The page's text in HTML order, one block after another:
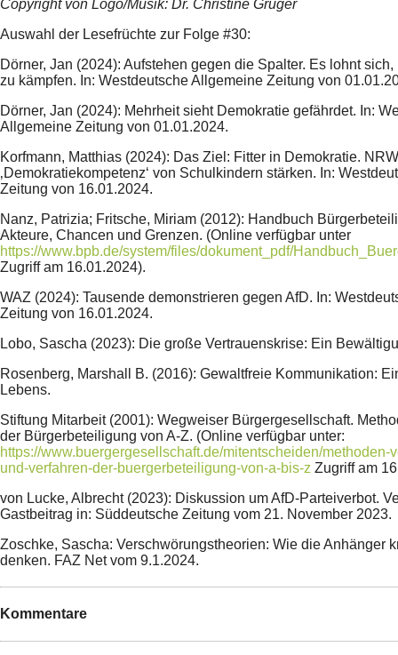
Copyright von Logo/Musik: Dr. Christine Grüger
Auswahl der Lesefrüchte zur Folge #30:
Dörner, Jan (2024): Aufstehen gegen die Spalter. Es lohnt
zu kämpfen. In: Westdeutsche Allgemeine Zeitung von
Dörner, Jan (2024): Mehrheit sieht Demokratie gefährdet. In:
Allgemeine Zeitung von 01.01.2024.
Korfmann, Matthias (2024): Das Ziel: Fitter in Demokratie.
‚Demokratiekompetenz‘ von Schulkindern stärken. In:
Zeitung von 16.01.2024.
Nanz, Patrizia; Fritsche, Miriam (2012): Handbuch
Akteure, Chancen und Grenzen. (Online verfügbar unter
https://www.bpb.de/system/files/dokument_pdf/
Zugriff am 16.01.2024).
WAZ (2024): Tausende demonstrieren gegen AfD. In:
Zeitung von 16.01.2024.
Lobo, Sascha (2023): Die große Vertrauenskrise: Ein
Rosenberg, Marshall B. (2016): Gewaltfreie Kommunikation:
Lebens.
Stiftung Mitarbeit (2001): Wegweiser Bürgergesellschaft.
der Bürgerbeteiligung von A-Z. (Online verfügbar unter:
https://www.buergergesellschaft.de/mitentscheiden/methoden-
und-verfahren-der-buergerbeteiligung-von-a-bis-z Zugriff am
von Lucke, Albrecht (2023): Diskussion um AfD-Parteiverbot.
Gastbeitrag in: Süddeutsche Zeitung vom 21. November 2023.
Zoschke, Sascha: Verschwörungstheorien: Wie die Anhänger
denken. FAZ Net vom 9.1.2024.
Kommentare